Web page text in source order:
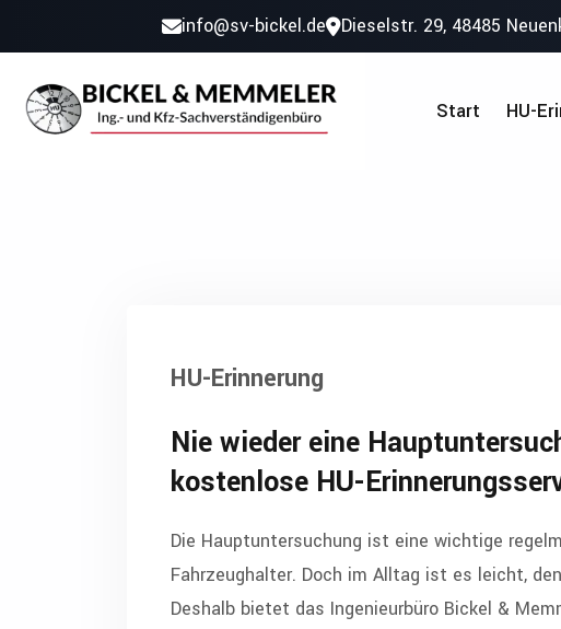
info@sv-bickel.de Dieselstr. 29, 48485
Start HU-
HU-Erinnerung
Nie wieder eine
kostenlose HU-
Die Hauptuntersuchung ist eine wichtige
Fahrzeughalter. Doch im Alltag ist es leicht,
Deshalb bietet das Ingenieurbüro Bickel &